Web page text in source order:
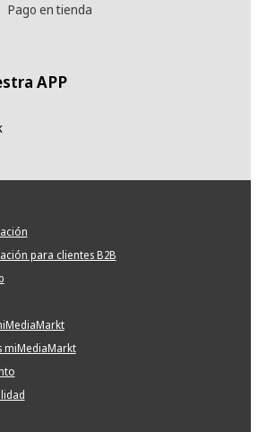
Pago en tienda
APP
para clientes B2B
miMediaMarkt